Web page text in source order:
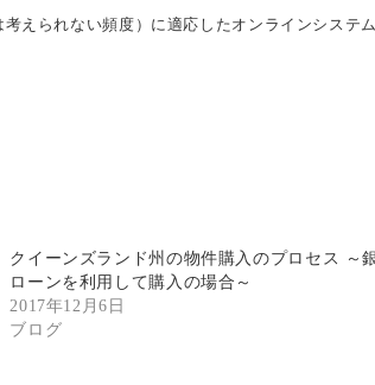
えられない頻度）に適応したオンラインシステ
クイーンズランド州の物件購入のプロセス ～
ローンを利用して購入の場合～
2017年12月6日
ブログ